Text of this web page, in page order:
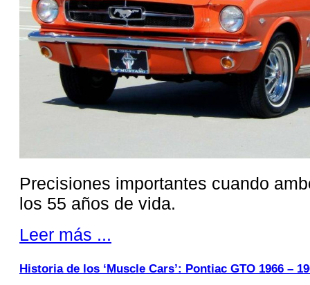
Precisiones importantes cuando
los 55 años de vida.
Leer más ...
Historia de los ‘Muscle Cars’: Pontiac GTO 1966 –